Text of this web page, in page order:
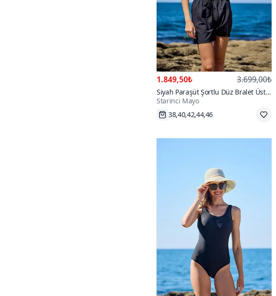
1.849,50₺ 3.699,00₺
Siyah Paraşüt Şortlu Düz Bralet Üst
Bikini Takım
Starinci Mayo
Hızlı Kargo